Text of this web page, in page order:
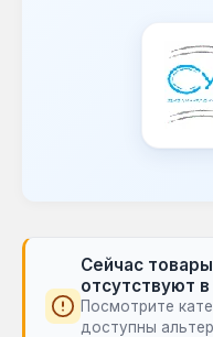
сушку полотенец
обогрев
Сейчас
отсутствуют
Посмотрите
доступны